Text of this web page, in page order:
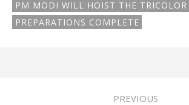
PM MODI WILL HOIST THE
PREPARATIONS COMPLETE
PREVIOUS